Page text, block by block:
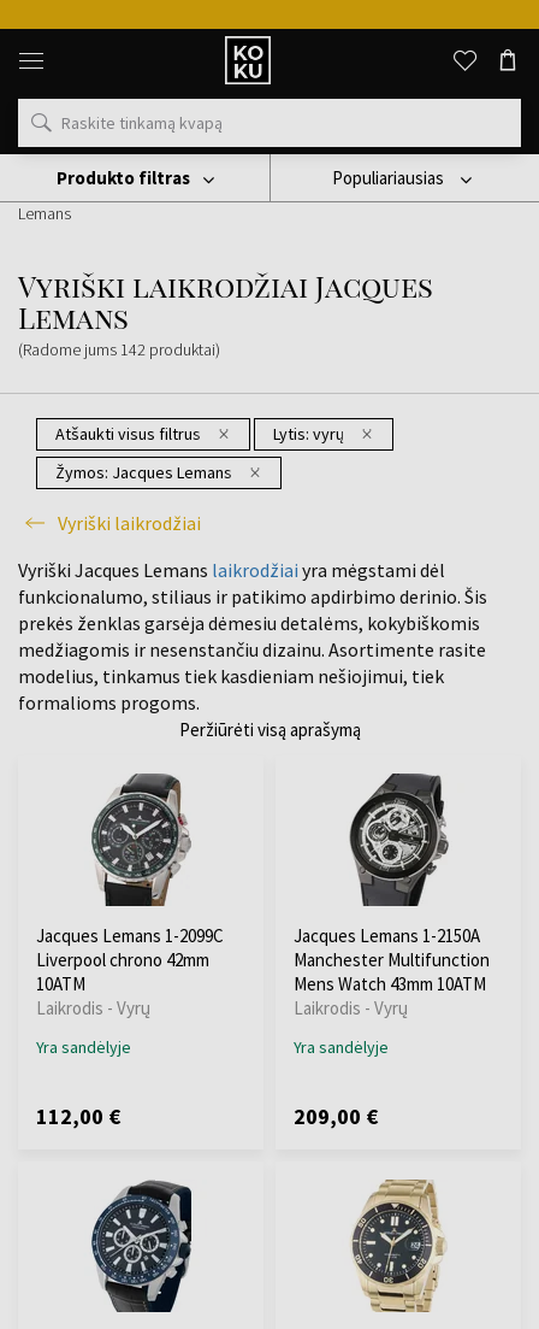
Originalūs
kvepalai
laikrodžiai
vienoje
Laikrodis Vyriški Laikrodžiai
Vyriški Laikrodžiai Jacques
Lemans
Vyriški laikrodžiai Jacques
Lemans
(Radome jums 142 produktai)
Populiariausias
Atšaukti visus filtrus Lytis: vyrų
Žymos: Jacques Lemans
Vyriški laikrodžiai
Produkto filtras
Vyriški Jacques Lemans laikrodžiai yra mėgstami dėl
funkcionalumo, stiliaus ir patikimo apdirbimo derinio. Šis
prekės ženklas garsėja dėmesiu detalėms, kokybiškomis
medžiagomis ir nesenstančiu dizainu. Asortimente rasite
modelius, tinkamus tiek kasdieniam nešiojimui, tiek
formalioms progoms.
Peržiūrėti visą aprašymą
Jacques Lemans 1-2099C
Liverpool chrono 42mm
10ATM
Laikrodis - Vyrų
Yra sandėlyje
112,00 €
Jacques Lemans 1-2150A
Manchester Multifunction
Mens Watch 43mm 10ATM
Laikrodis - Vyrų
Yra sandėlyje
209,00 €